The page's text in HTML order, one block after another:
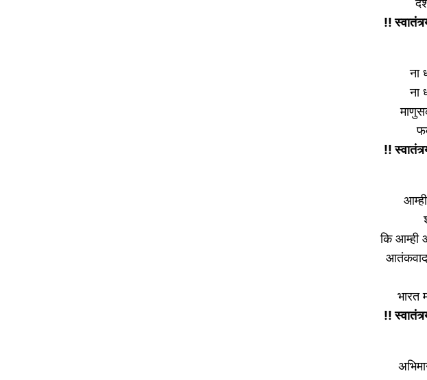
!!
ना
ना
!!
कि आम्ही
आतंकवाद,
भारत
!!